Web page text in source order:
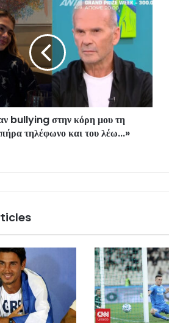
bullying στην κόρη μου τη
τηλέφωνο και του λέω...»